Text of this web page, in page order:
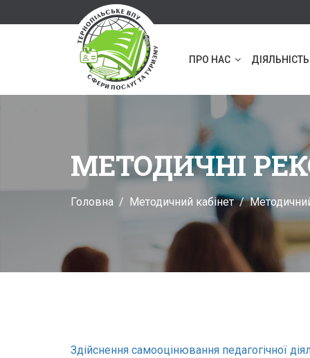
ПРО НАС ДІЯЛЬНІСТЬ
МЕТОДИЧНІ
Головна Методичний кабінет
Здійснення самооцінювання педагогічної